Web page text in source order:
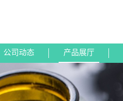
公司动态 产品展厅